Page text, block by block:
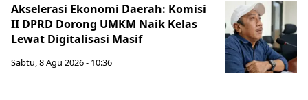
Akselerasi Ekonomi Daerah: Komisi
II DPRD Dorong UMKM Naik Kelas
Lewat Digitalisasi Masif
Sabtu, 8 Agu 2026 - 10:36